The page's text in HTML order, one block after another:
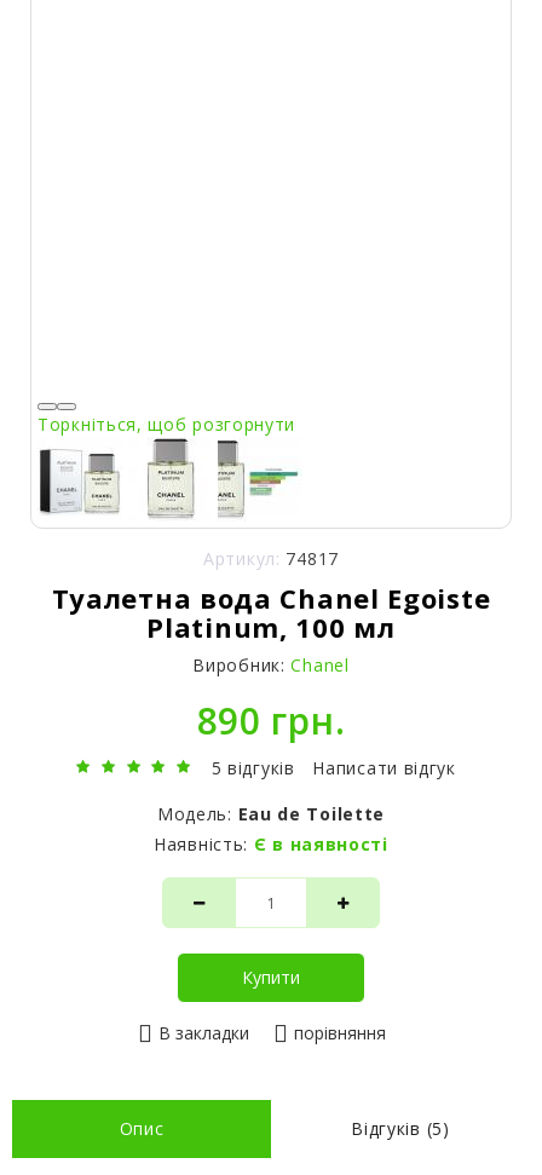
Торкніться, щоб розгорнути
Артикул: 74817
Туалетна вода Chanel Egoiste
Platinum, 100 мл
Виробник: Chanel
890 грн.
5 відгуків
Написати відгук
Модель: Eau de Toilette
Наявність: Є в наявності
Купити
В закладки порівняння
Опис Відгуків (5)